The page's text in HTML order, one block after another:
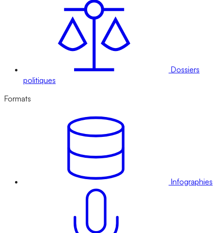
Dossiers
politiques
Formats
Infographies